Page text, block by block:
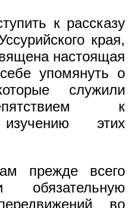
к рассказу
края,
настоящая
упомянуть о
служили
к
изучению этих
прежде всего
обязательную
во